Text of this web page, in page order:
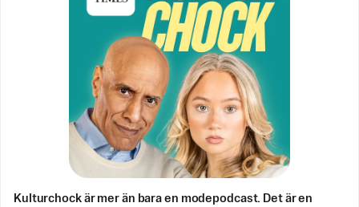
Kulturchock är mer än bara en modepodcast. Det är en